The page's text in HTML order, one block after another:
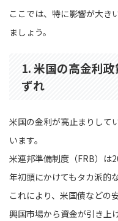
ここでは、特に影響が大き
ましょう。
1. 米国の高金利
ずれ
米国の金利が高止まりして
います。
米連邦準備制度（FRB）は
年初頭にかけてもタカ派的
これにより、米国債などの
興国市場から資金が引き上